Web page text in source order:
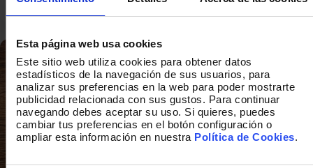
Esta página web usa cookies
Este sitio web utiliza cookies para obtener datos
estadísticos de la navegación de sus usuarios, para
analizar sus preferencias en la web para poder mostrarte
publicidad relacionada con sus gustos. Para continuar
navegando debes aceptar su uso. Si quieres, puedes
cambiar tus preferencias en el botón configuración o
ampliar esta información en nuestra Política de Cookies.
Lukkap